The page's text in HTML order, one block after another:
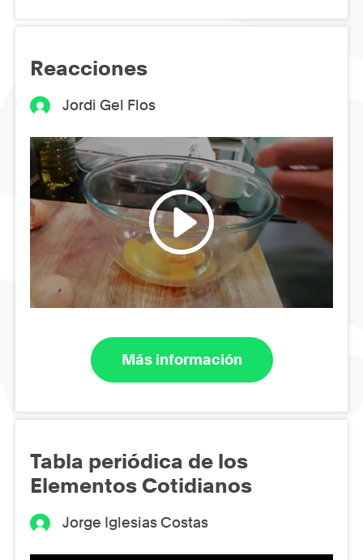
Reacciones
Jordi Gel Flos
Más información
Tabla periódica de los
Elementos Cotidianos
Jorge Iglesias Costas